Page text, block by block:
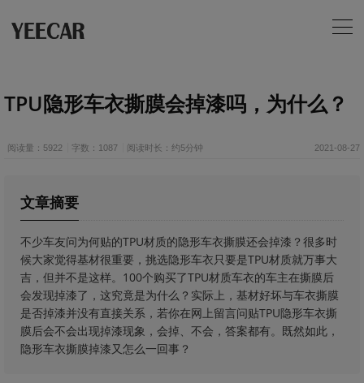
TPU隐形车衣撕膜会掉漆吗，为什么？
阅读量：5922 字数：1087 阅读时长：约5分钟 2021-08-27
文章摘要
​不少车友问为何贴的TPU材质的隐形车衣撕膜还会掉漆？很多时
候大家觉得基材很重要，挑选隐形车衣只要是TPU材质就万事大
吉，但并不是这样。100个购买了TPU材质车衣的车主在撕膜后
会发现掉漆了，这究竟是为什么？实际上，基材好坏与车衣撕膜
是否掉漆并没有直接关系，若你在网上留言问贴TPU隐形车衣撕
膜后会不会出现掉漆现象，会掉、不会，答案都有。既然如此，
隐形车衣撕膜掉漆又怎么一回事？